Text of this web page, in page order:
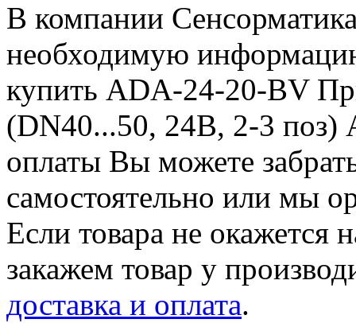
В компании
необходимую
купить ADA-24-20-BV
(DN40...50, 24В, 2-3 поз)
оплаты Вы можете
самостоятельно или мы
Если товара не окажется
закажем товар у
доставка и оплата.